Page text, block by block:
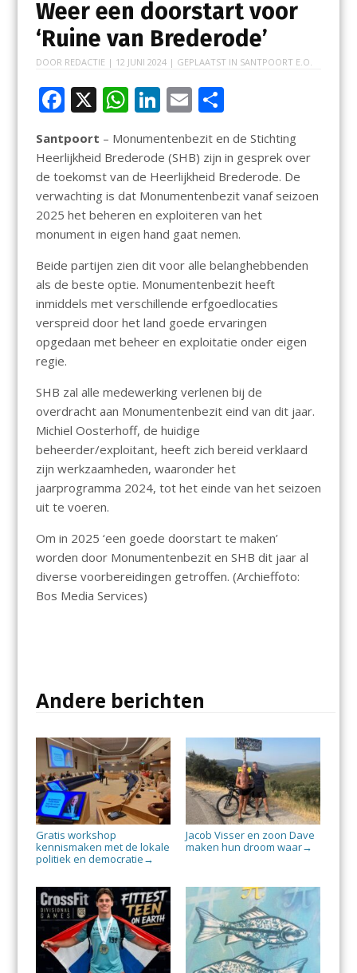
Weer een doorstart voor
‘Ruine van Brederode’
DOOR REDACTIE | 12 JUNI 2024| GEPLAATST IN SANTPOORT E.O.
F
e
b
o
o
X W
at
s
A
p
Li
k
e
dI
n
E
ai
l
D
el
e
n
Santpoort – Monumentenbezit en de Stichting
Heerlijkheid Brederode (SHB) zijn in gesprek over
de toekomst van de Heerlijkheid Brederode. De
verwachting is dat Monumentenbezit vanaf seizoen
2025 het beheren en exploiteren van het
monument in eigen hand gaat nemen.
Beide partijen zien dit voor alle belanghebbenden
als de beste optie. Monumentenbezit heeft
inmiddels met verschillende erfgoedlocaties
verspreid door het land goede ervaringen
opgedaan met beheer en exploitatie onder eigen
regie.
SHB zal alle medewerking verlenen bij de
overdracht aan Monumentenbezit eind van dit jaar.
Michiel Oosterhoff, de huidige
beheerder/exploitant, heeft zich bereid verklaard
zijn werkzaamheden, waaronder het
jaarprogramma 2024, tot het einde van het seizoen
uit te voeren.
Om in 2025 ‘een goede doorstart te maken’
worden door Monumentenbezit en SHB dit jaar al
diverse voorbereidingen getroffen. (Archieffoto:
Bos Media Services)
Andere berichten
Gratis workshop
kennismaken met de lokale
politiek en democratie →
Jacob Visser en zoon Dave
maken hun droom waar→